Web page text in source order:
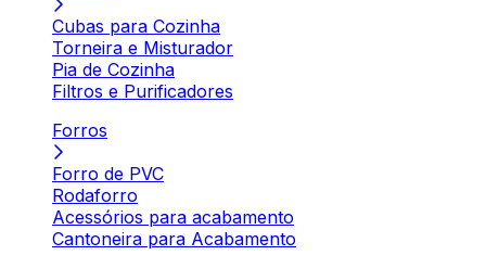
Cubas para Cozinha
Torneira e Misturador
Pia de Cozinha
Filtros e Purificadores
Forros
Forro de PVC
Rodaforro
Acessórios para acabamento
Cantoneira para Acabamento